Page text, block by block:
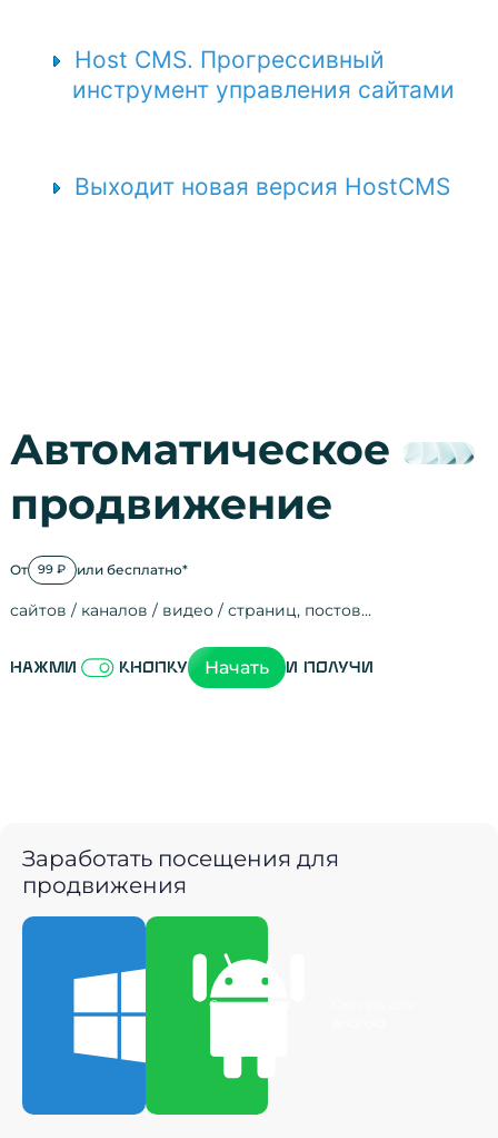
Host CMS. Прогрессивный
инструмент управления сайтами
Выходит новая версия HostCMS
Автоматическое
продвижение
От 99 ₽ или бесплатно*
сайтов / каналов / видео / страниц, постов…
Нажми кнопку Начать и получи
Заработать посещения для
продвижения
Скачать для